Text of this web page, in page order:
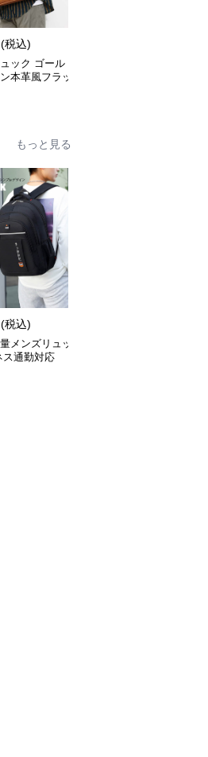
(税込)
ック ゴール
本革風フラッ
もっと見る
(税込)
メンズリュッ
ス通勤対応